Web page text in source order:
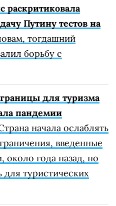
раскритиковала
Путину тестов на
тогдашний
борьбу с
для туризма
пандемии
начала ослаблять
введенные
около года назад, но
для туристических